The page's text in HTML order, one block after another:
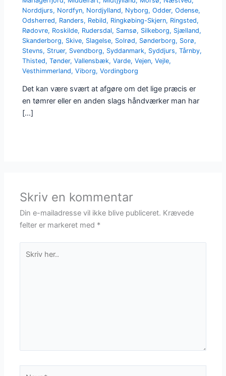
Norddjurs, Nordfyn, Nordjylland, Nyborg,Odder,Odense,
Odsherred, Randers, Rebild, Ringkøbing-Skjern, Ringsted,
Rødovre, Roskilde, Rudersdal, Samsø, Silkeborg, Sjælland,
Skanderborg, Skive, Slagelse, Solrød, Sønderborg, Sorø,
Stevns, Struer, Svendborg, Syddanmark, Syddjurs,Tårnby,
Thisted,Tønder,Vallensbæk,Varde,Vejen,Vejle,
Vesthimmerland,Viborg,Vordingborg
Det kan være svært at afgøre om det lige præcis er
en tømrer eller en anden slags håndværker man har
[…]
Skriv en kommentar
Din e-mailadresse vil ikke blive publiceret. Krævede
felter er markeret med *
her..